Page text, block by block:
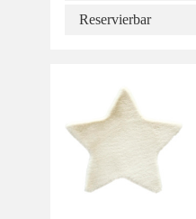
Reservierbar